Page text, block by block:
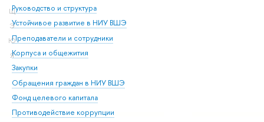
Щ
Э
Ю
Я
Руководство и структура
Устойчивое развитие в НИУ ВШЭ
Преподаватели и сотрудники
Корпуса и общежития
Закупки
Обращения граждан в НИУ ВШЭ
Фонд целевого капитала
Противодействие коррупции